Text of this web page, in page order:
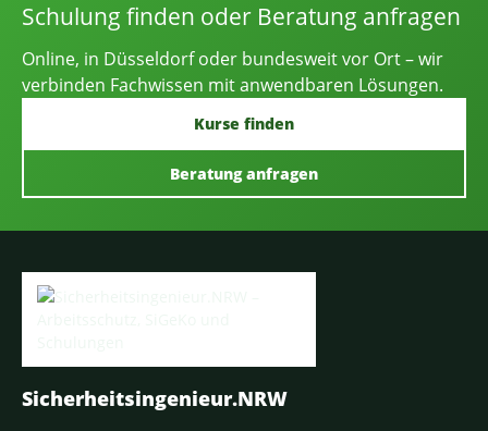
Schulung finden oder Beratung anfragen
Online, in Düsseldorf oder bundesweit vor Ort – wir
verbinden Fachwissen mit anwendbaren Lösungen.
Kurse finden
Beratung anfragen
Sicherheitsingenieur.NRW